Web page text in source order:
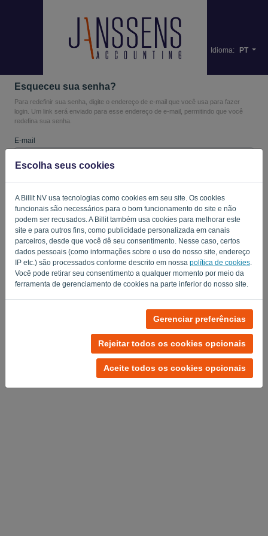
Escolha seus cookies
A Billit NV usa tecnologias como cookies em seu site. Os cookies
funcionais são necessários para o bom funcionamento do site e não
podem ser recusados. A Billit também usa cookies para melhorar este
site e para outros fins, como publicidade personalizada em canais
parceiros, desde que você dê seu consentimento. Nesse caso, certos
dados pessoais (como informações sobre o uso do nosso site, endereço
IP etc.) são processados conforme descrito em nossa política de cookies
Você pode retirar seu consentimento a qualquer momento por meio da
ferramenta de gerenciamento de cookies na parte inferior do nosso site.
Gerenciar preferências
Rejeitar todos os cookies opcionais
Aceite todos os cookies opcionais
Idioma: PT
Esqueceu sua senha?
Para redefinir sua senha, digite o endereço de e-mail que você usa para fazer
login. Um link será enviado para esse endereço de e-mail, permitindo que você
redefina sua senha.
E-mail
Você não é um computador? Preencha ' '.
ENVIAR LINK
Voltar ao login
Privacy Policy-Terms of Service.